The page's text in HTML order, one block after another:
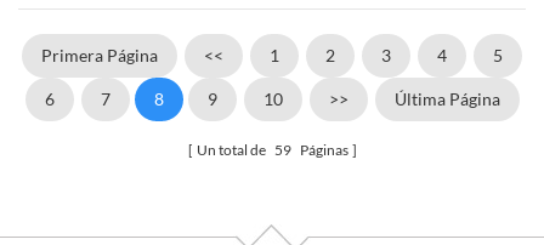
Primera Página << 1 2 3 4 5
6 7 8 9 10 >> Última Página
Un total de 59 Páginas